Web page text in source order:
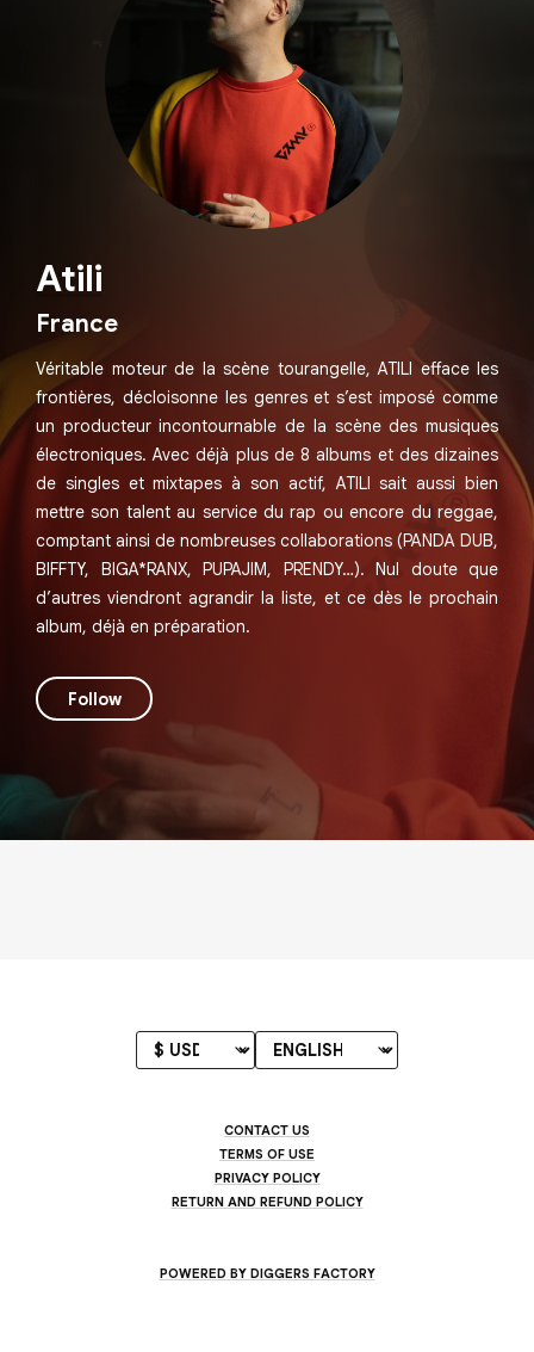
Atili
France
Véritable moteur de la scène tourangelle, ATILI efface les
frontières, décloisonne les genres et s’est imposé comme
un producteur incontournable de la scène des musiques
électroniques. Avec déjà plus de 8 albums et des dizaines
de singles et mixtapes à son actif, ATILI sait aussi bien
mettre son talent au service du rap ou encore du reggae,
comptant ainsi de nombreuses collaborations (PANDA DUB,
BIFFTY, BIGA*RANX, PUPAJIM, PRENDY…). Nul doute que
d’autres viendront agrandir la liste, et ce dès le prochain
album, déjà en préparation.
Follow
CONTACT US
TERMS OF USE
PRIVACY POLICY
RETURN AND REFUND POLICY
POWERED BY DIGGERS FACTORY